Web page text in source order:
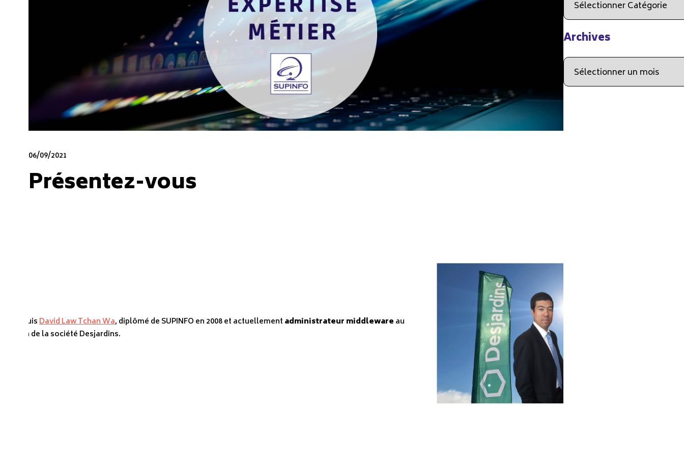
06/09/2021
Présentez-vous
Je suisDavid Law Tchan Wa, diplômé de SUPINFO en 2008 et actuellement administrateur middleware au
sein de la société Desjardins.
Archives
Archives